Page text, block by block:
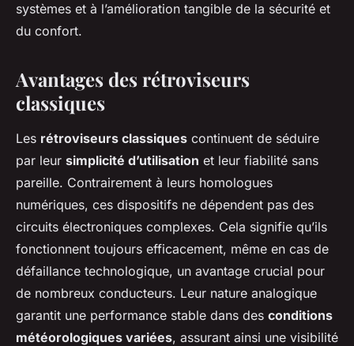
systèmes et à l’amélioration tangible de la sécurité et
du confort.
Avantages des rétroviseurs
classiques
Les rétroviseurs classiques continuent de séduire
par leur simplicité d’utilisation et leur fiabilité sans
pareille. Contrairement à leurs homologues
numériques, ces dispositifs ne dépendent pas des
circuits électroniques complexes. Cela signifie qu’ils
fonctionnent toujours efficacement, même en cas de
défaillance technologique, un avantage crucial pour
de nombreux conducteurs. Leur nature analogique
garantit une performance stable dans des conditions
météorologiques variées, assurant ainsi une visibilité